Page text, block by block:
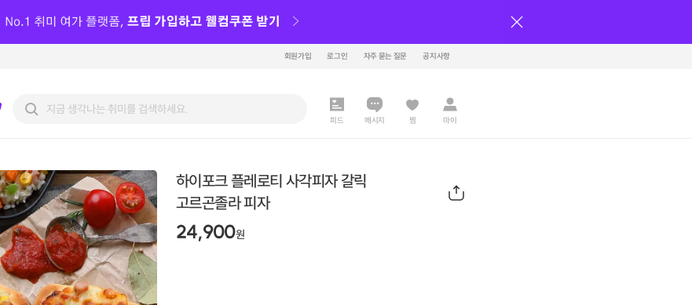
회원가입 로그인 자주 묻는 질문 공지사항
피드 메시지 찜 마이
하이포크 플레로티 사각피자 갈릭
고르곤졸라 피자
24,900원